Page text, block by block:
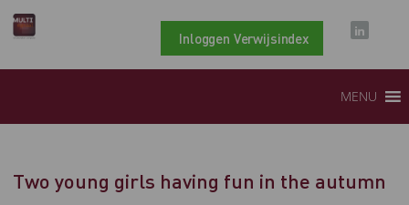
Inloggen Verwijsindex
MENU
Two young girls having fun in the autumn